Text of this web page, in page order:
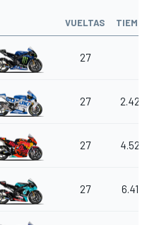
VUELTAS
27
27 2.425
27 4.528
27 6.419